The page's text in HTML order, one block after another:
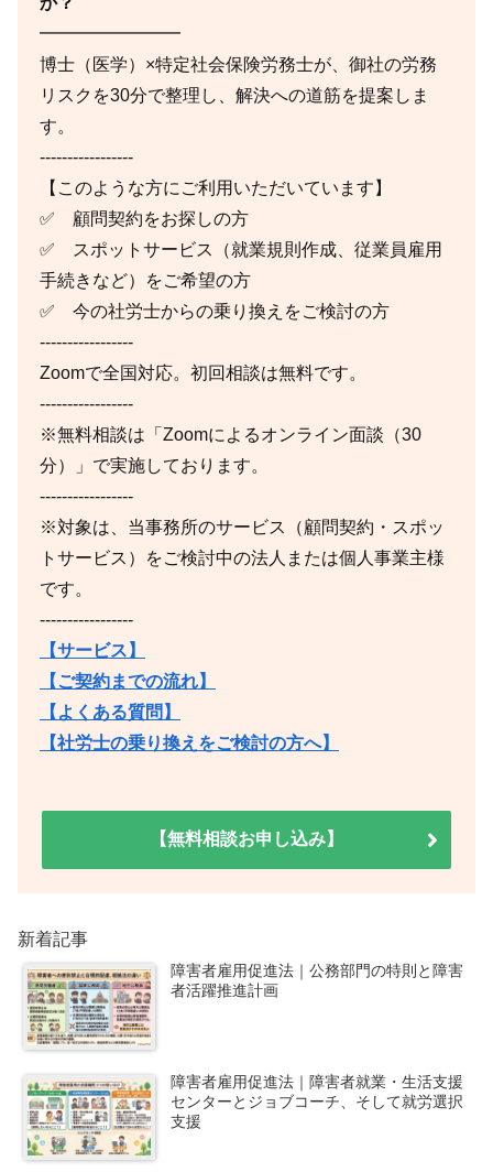
━━━━━━━━
博士（医学）×特定社会保険労務士が、御社の労務
リスクを30分で整理し、解決への道筋を提案しま
す。
-----------------
【このような方にご利用いただいています】
✅ 顧問契約をお探しの方
✅ スポットサービス（就業規則作成、従業員雇用
手続きなど）をご希望の方
✅ 今の社労士からの乗り換えをご検討の方
-----------------
Zoomで全国対応。初回相談は無料です。
-----------------
※無料相談は「Zoomによるオンライン面談（30
分）」で実施しております。
-----------------
※対象は、当事務所のサービス（顧問契約・スポッ
トサービス）をご検討中の法人または個人事業主様
です。
-----------------
【サービス】
【ご契約までの流れ】
【よくある質問】
【社労士の乗り換えをご検討の方へ】
【無料相談お申し込み】
新着記事
障害者雇用促進法｜公務部門の特則と障害
者活躍推進計画
障害者雇用促進法｜障害者就業・生活支援
センターとジョブコーチ、そして就労選択
支援